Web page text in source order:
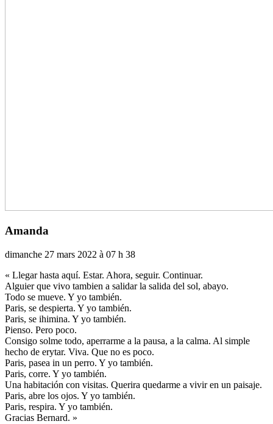
Amanda
dimanche 27 mars 2022 à 07 h 38
« Llegar hasta aquí. Estar. Ahora, seguir. Continuar.
Alguier que vivo tam­bien a sali­dar la salida del sol, abayo.
Todo se mueve. Y yo tam­bién.
Paris, se des­pierta. Y yo tam­bién.
Paris, se ihi­mina. Y yo tam­bién.
Pienso. Pero poco.
Consigo solme todo, aper­rarme a la pausa, a la calma. Al simple
hecho de erytar. Viva. Que no es poco.
Paris, pasea in un perro. Y yo tam­bién.
Paris, corre. Y yo tam­bién.
Una habi­ta­ción con visi­tas. Querira que­darme a vivir en un pai­saje.
Paris, abre los ojos. Y yo tam­bién.
Paris, res­pira. Y yo tam­bién.
Gracias Bernard. »